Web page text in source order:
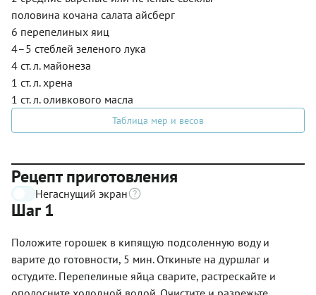
половина кочана салата айсберг
6 перепелиных яиц
4–5 стеблей зеленого лука
4 ст. л. майонеза
1 ст. л. хрена
1 ст. л. оливкового масла
Таблица мер и весов
Рецепт приготовления
Негаснущий экран
Шаг 1
Положите горошек в кипящую подсоленную воду и
варите до готовности, 5 мин. Откиньте на дуршлаг и
остудите. Перепелиные яйца сварите, растрескайте и